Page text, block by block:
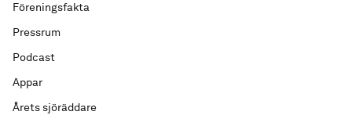
Föreningsfakta
Pressrum
Podcast
Appar
Årets sjöräddare